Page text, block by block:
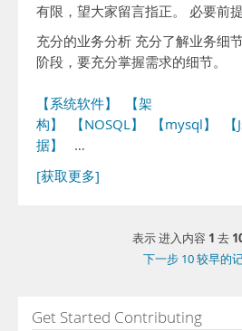
有限，望大家留言指正。 必要前提
充分的业务分析 充分了解业务细
阶段，要充分掌握需求的细节。
【系统软件】
【架
构】
【NOSQL】 【mysql】
据】
…
[获取更多]
表示 进入内容 1 去
下一步 10 较早的
Get Started Contributing